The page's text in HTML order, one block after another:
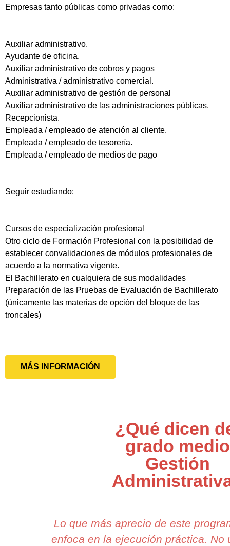
Empresas tanto públicas como privadas como:
Auxiliar administrativo.
Ayudante de oficina.
Auxiliar administrativo de cobros y pagos
Administrativa / administrativo comercial.
Auxiliar administrativo de gestión de personal
Auxiliar administrativo de las administraciones públicas.
Recepcionista.
Empleada / empleado de atención al cliente.
Empleada / empleado de tesorería.
Empleada / empleado de medios de pago
Seguir estudiando:
Cursos de especialización profesional
Otro ciclo de Formación Profesional con la posibilidad de
establecer convalidaciones de módulos profesionales de
acuerdo a la normativa vigente.
El Bachillerato en cualquiera de sus modalidades
Preparación de las Pruebas de Evaluación de Bachillerato
(únicamente las materias de opción del bloque de las
troncales)
MÁS INFORMACIÓN
¿Qué dicen
grado medio
Gestión
Lo que más aprecio de este
enfoca en la ejecución práctica. No